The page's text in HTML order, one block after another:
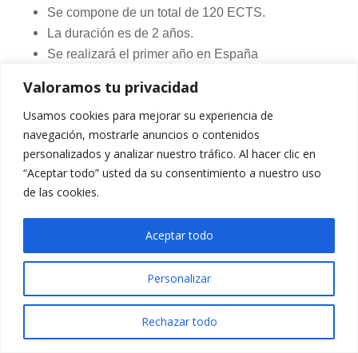
Valoramos tu privacidad
Usamos cookies para mejorar su experiencia de
navegación, mostrarle anuncios o contenidos
personalizados y analizar nuestro tráfico. Al hacer clic en
“Aceptar todo” usted da su consentimiento a nuestro uso
de las cookies.
Personalizar
Rechazar todo
Aceptar todo
Se componede un total de 120 ECTS.
La duración esde 2 años.
Se realizará el primer añoen España
Suecia(KTH ) y elsegundo
(GrenobleoParís).
Siquieren ampliarla información sobre dicho
Máster pueden visitarlasiguiente páginaweb: